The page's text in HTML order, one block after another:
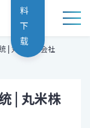
料
下
载
| 丸米株式会社
| 丸米株